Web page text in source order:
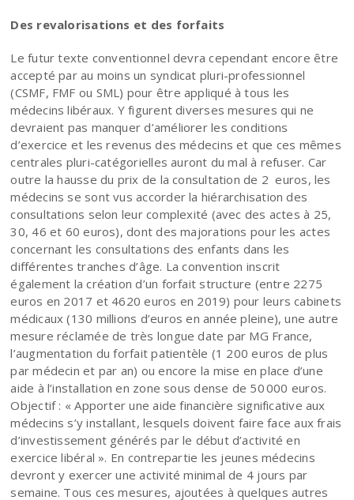
Des revalorisations et des forfaits
Le futur texte conventionnel devra cependant encore être
accepté par au moins un syndicat pluri-professionnel
(CSMF, FMF ou SML) pour être appliqué à tous les
médecins libéraux. Y figurent diverses mesures qui ne
devraient pas manquer d’améliorer les conditions
d’exercice et les revenus des médecins et que ces mêmes
centrales pluri-catégorielles auront du mal à refuser. Car
outre la hausse du prix de la consultation de 2 euros, les
médecins se sont vus accorder la hiérarchisation des
consultations selon leur complexité (avec des actes à 25,
30, 46 et 60 euros), dont des majorations pour les actes
concernant les consultations des enfants dans les
différentes tranches d’âge. La convention inscrit
également la création d’un forfait structure (entre 2275
euros en 2017 et 4620 euros en 2019) pour leurs cabinets
médicaux (130 millions d’euros en année pleine), une autre
mesure réclamée de très longue date par MG France,
l’augmentation du forfait patientèle (1 200 euros de plus
par médecin et par an) ou encore la mise en place d’une
aide à l’installation en zone sous dense de 50 000 euros.
Objectif : « Apporter une aide financière significative aux
médecins s’y installant, lesquels doivent faire face aux frais
d’investissement générés par le début d’activité en
exercice libéral ». En contrepartie les jeunes médecins
devront y exercer une activité minimal de 4 jours par
semaine. Tous ces mesures, ajoutées à quelques autres